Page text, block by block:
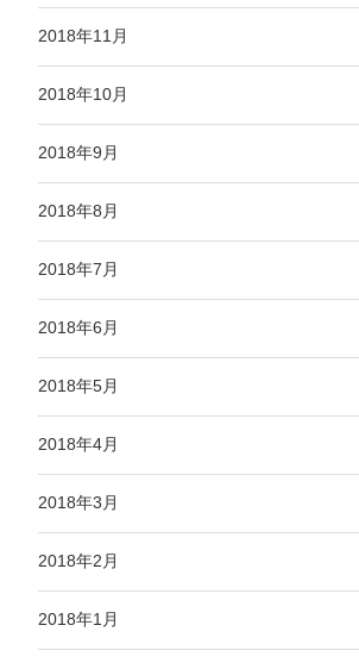
2018年11月
2018年10月
2018年9月
2018年8月
2018年7月
2018年6月
2018年5月
2018年4月
2018年3月
2018年2月
2018年1月